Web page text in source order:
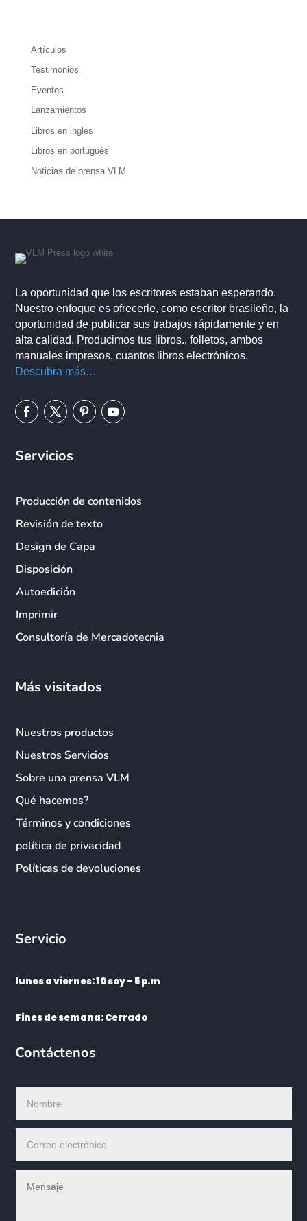
Artículos
Testimonios
Eventos
Lanzamientos
Libros en ingles
Libros en portugués
Noticias de prensa VLM
La oportunidad que los escritores estaban esperando.
Nuestro enfoque es ofrecerle, como escritor brasileño, la
oportunidad de publicar sus trabajos rápidamente y en
alta calidad. Producimos tus libros., folletos, ambos
manuales impresos, cuantos libros electrónicos.
Descubra más…
Servicios
Producción de contenidos
Revisión de texto
Design de Capa
Disposición
Autoedición
Imprimir
Consultoría de Mercadotecnia
Más visitados
Nuestros productos
Nuestros Servicios
Sobre una prensa VLM
Qué hacemos?
Términos y condiciones
política de privacidad
Políticas de devoluciones
Servicio
lunes a viernes: 10 soy – 5 p.m
Fines de semana: Cerrado
Contáctenos